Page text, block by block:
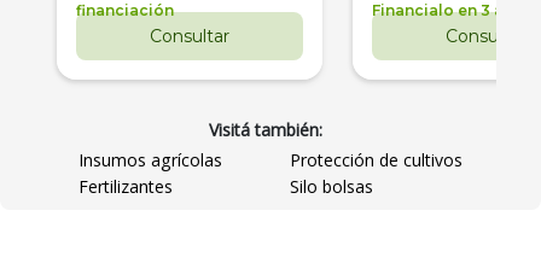
financiación
Consultar
Financialo en 3 años
Consultar
Visitá también:
Insumos agrícolas
Protección de cultivos
Fertilizantes
Silo bolsas